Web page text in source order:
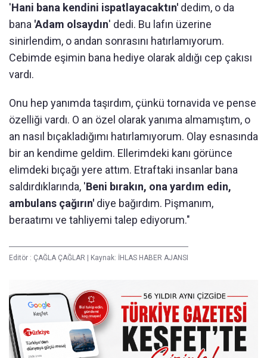
'Hani bana kendini ispatlayacaktın' dedim, o da
bana 'Adam olsaydın' dedi. Bu lafın üzerine
sinirlendim, o andan sonrasını hatırlamıyorum.
Cebimde eşimin bana hediye olarak aldığı cep çakısı
vardı.
Onu hep yanımda taşırdım, çünkü tornavida ve pense
özelliği vardı. O an özel olarak yanıma almamıştım, o
an nasıl bıçakladığımı hatırlamıyorum. Olay esnasında
bir an kendime geldim. Ellerimdeki kanı görünce
elimdeki bıçağı yere attım. Etraftaki insanlar bana
saldırdıklarında, 'Beni bırakın, ona yardım edin,
ambulans çağırın' diye bağırdım. Pişmanım,
beraatımı ve tahliyemi talep ediyorum."
Editör : ÇAĞLA ÇAĞLAR Kaynak: İHLAS HABER AJANSI